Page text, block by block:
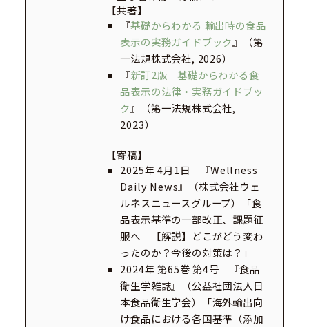
【共著】
『基礎からわかる 輸出時の食品
表示の実務ガイドブック 』（第
一法規株式会社, 2026）
『新訂2版 基礎からわかる食
品表示の法律・実務ガイドブッ
ク 』（第一法規株式会社,
2023）
【寄稿】
2025年 4月1日 『Wellness
Daily News』（株式会社ウェ
ルネスニュースグループ）「食
品表示基準の一部改正、課題征
服へ 【解説】どこがどう変わ
ったのか？今後の対策は？」
2024年 第65巻 第4号 『食品
衛生学雑誌』（公益社団法人日
本食品衛生学会）「海外輸出向
け食品における各国基準（添加